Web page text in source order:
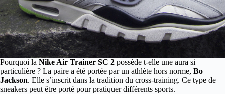
Pourquoi la Nike Air Trainer SC 2 possède t-elle une aura si
particulière ? La paire a été portée par un athlète hors norme, Bo
Jackson. Elle s’inscrit dans la tradition du cross-training. Ce type de
sneakers peut être porté pour pratiquer différents sports.